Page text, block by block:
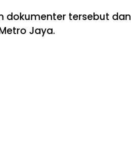
dokumenter tersebut dan
Jaya.